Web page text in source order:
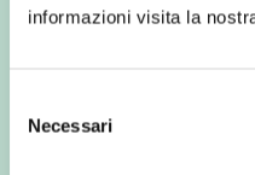
informazioni visita la
delNecessari
dell’evento